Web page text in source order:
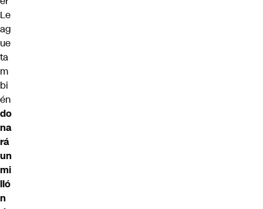
Le
ag
ue
ta
m
bi
én
do
na
rá
un
mi
lló
n